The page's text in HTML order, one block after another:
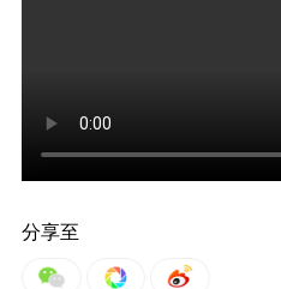
分享至